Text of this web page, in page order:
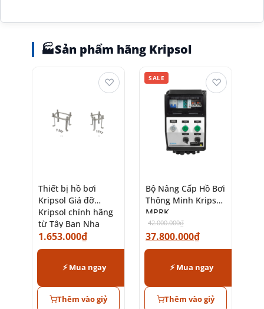
🏭Sản phẩm hãng Kripsol
Thiết bị hồ bơi
Kripsol Giá đỡ
Kripsol chính hãng
từ Tây Ban Nha
1.653.000₫
⚡ Mua ngay
Thêm vào giỷ
♡ SALE
Bộ Nâng Cấp Hồ Bơi
Thông Minh Kripsol
MPRK
42.000.000₫
37.800.000₫
⚡ Mua ngay
Thêm vào giỷ
♡